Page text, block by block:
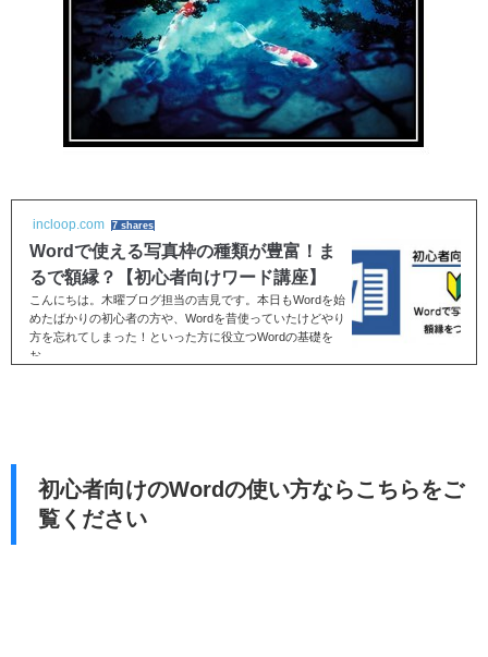
incloop.com 7 shares
Wordで使える写真枠の種類が豊富！ま
るで額縁？【初心者向けワード講座】
こんにちは。木曜ブログ担当の吉見です。本日もWordを始
めたばかりの初心者の方や、Wordを昔使っていたけどやり
方を忘れてしまった！といった方に役立つWordの基礎を
お...
初心者向けのWordの使い方ならこちらをご
覧ください